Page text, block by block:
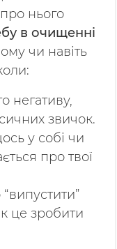
нього
в очищенні
чи навіть
негативу,
звичок.
у собі чи
про твої
це зробити